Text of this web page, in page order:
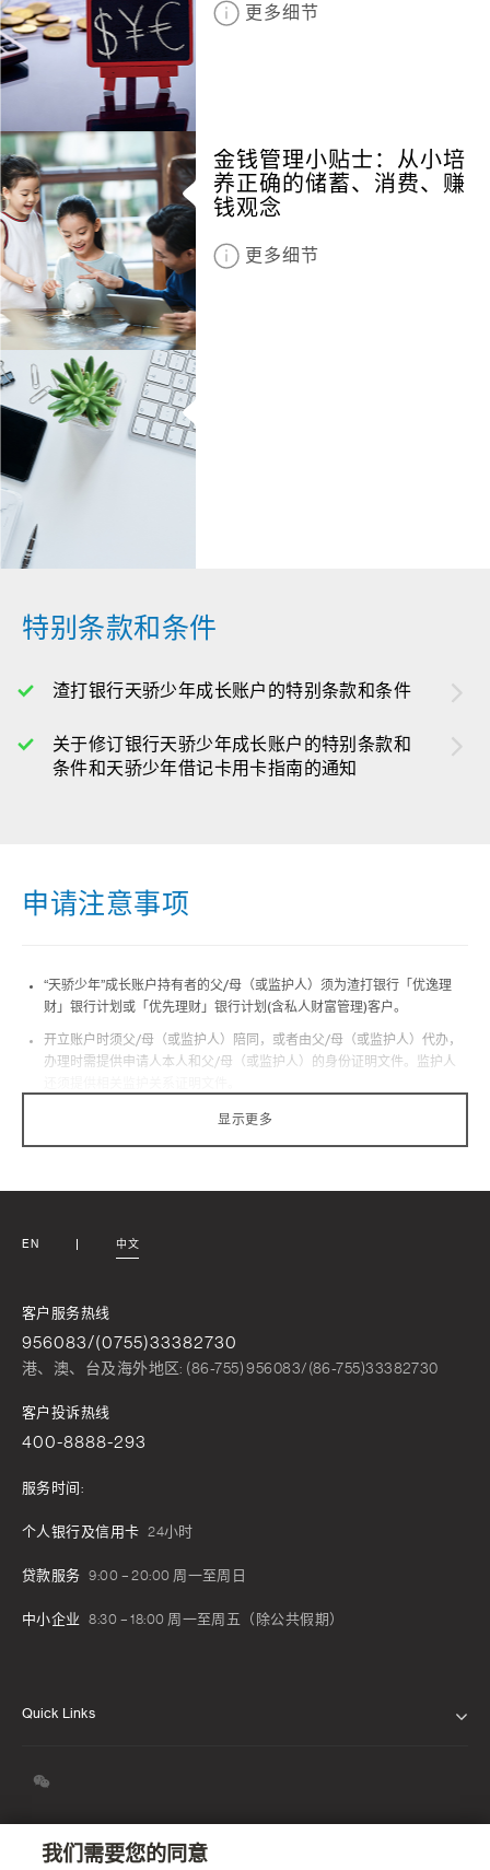
更多细节
金钱管理小贴士：从小培
养正确的储蓄、消费、赚
钱观念
更多细节
特别条款和条件
渣打银行天骄少年成长账户的特别条款和条件
关于修订银行天骄少年成长账户的特别条款和
条件和天骄少年借记卡用卡指南的通知
申请注意事项
“天骄少年”成长账户持有者的父/母（或监护人）须为渣打银行「优逸理
财」银行计划或「优先理财」银行计划(含私人财富管理)客户。
开立账户时须父/母（或监护人）陪同，或者由父/母（或监护人）代办，
办理时需提供申请人本人和父/母（或监护人）的身份证明文件。监护人
显示更多
EN 中文
客户服务热线
956083/(0755)33382730
港、澳、台及海外地区: (86-755) 956083/(86-755)33382730
客户投诉热线
400-8888-293
服务时间:
个人银行及信用卡 24小时
贷款服务 9:00 – 20:00 周一至周日
中小企业 8:30 – 18:00 周一至周五（除公共假期）
Quick Links
我们的信念
我们需要您的同意